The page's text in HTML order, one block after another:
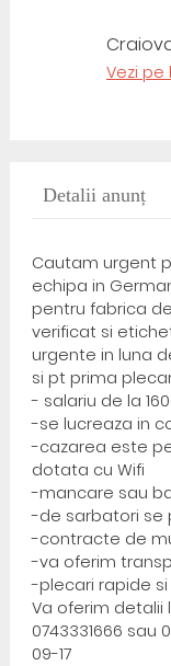
Vezi pe
Detalii anunț
Cautam urgent
echipa in
pentru fabrica
verificat si
urgente in luna
si pt prima
- salariu de la
-se lucreaza in
-cazarea este
dotata cu Wifi
-mancare sau
-de sarbatori se
-contracte de
-va oferim
-plecari rapide si
Va oferim
0743331666 sau
09-17